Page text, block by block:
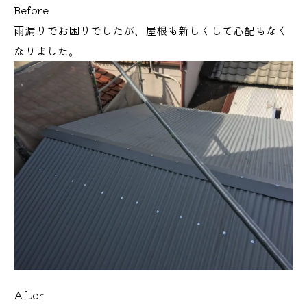
Before
雨漏りでお困りでしたが、屋根も新しくして心配もなく
なりました。
After